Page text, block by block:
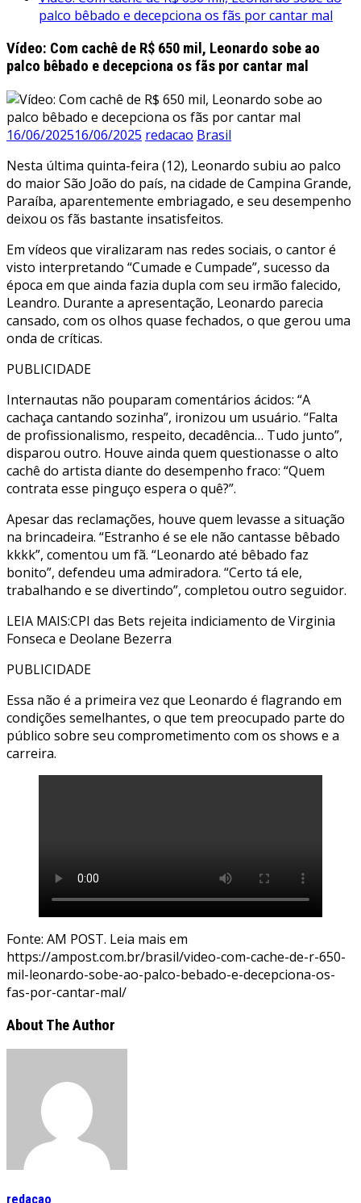
palco bêbado e decepciona os fãs por cantar mal
Vídeo: Com cachê de R$ 650 mil, Leonardo sobe ao
palco bêbado e decepciona os fãs por cantar mal
16/06/202516/06/2025 redacao Brasil
Nesta última quinta-feira (12), Leonardo subiu ao palco
do maior São João do país, na cidade de Campina Grande,
Paraíba, aparentemente embriagado, e seu desempenho
deixou os fãs bastante insatisfeitos.
Em vídeos que viralizaram nas redes sociais, o cantor é
visto interpretando “Cumade e Cumpade”, sucesso da
época em que ainda fazia dupla com seu irmão falecido,
Leandro. Durante a apresentação, Leonardo parecia
cansado, com os olhos quase fechados, o que gerou uma
onda de críticas.
PUBLICIDADE
Internautas não pouparam comentários ácidos: “A
cachaça cantando sozinha”, ironizou um usuário. “Falta
de profissionalismo, respeito, decadência… Tudo junto”,
disparou outro. Houve ainda quem questionasse o alto
cachê do artista diante do desempenho fraco: “Quem
contrata esse pinguço espera o quê?”.
Apesar das reclamações, houve quem levasse a situação
na brincadeira. “Estranho é se ele não cantasse bêbado
kkkk”, comentou um fã. “Leonardo até bêbado faz
bonito”, defendeu uma admiradora. “Certo tá ele,
trabalhando e se divertindo”, completou outro seguidor.
LEIA MAIS:CPI das Bets rejeita indiciamento de Virginia
Fonseca e Deolane Bezerra
PUBLICIDADE
Essa não é a primeira vez que Leonardo é flagrando em
condições semelhantes, o que tem preocupado parte do
público sobre seu comprometimento com os shows e a
carreira.
Fonte: AM POST. Leia mais em
https://ampost.com.br/brasil/video-com-cache-de-r-650-
mil-leonardo-sobe-ao-palco-bebado-e-decepciona-os-
fas-por-cantar-mal/
About The Author
redacao